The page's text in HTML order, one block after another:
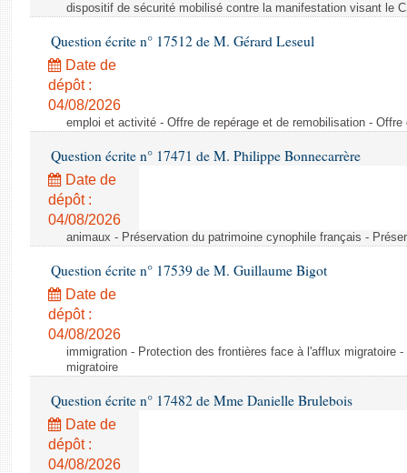
dispositif de sécurité mobilisé contre la manifestation visant le
Question écrite n° 17512 de M. Gérard Leseul
Date de
dépôt :
04/08/2026
emploi et activité - Offre de repérage et de remobilisation -
Question écrite n° 17471 de M. Philippe Bonnecarrère
Date de
dépôt :
04/08/2026
animaux - Préservation du patrimoine cynophile français -
Question écrite n° 17539 de M. Guillaume Bigot
Date de
dépôt :
04/08/2026
immigration - Protection des frontières face à l'afflux migratoire
migratoire
Question écrite n° 17482 de Mme Danielle Brulebois
Date de
dépôt :
04/08/2026